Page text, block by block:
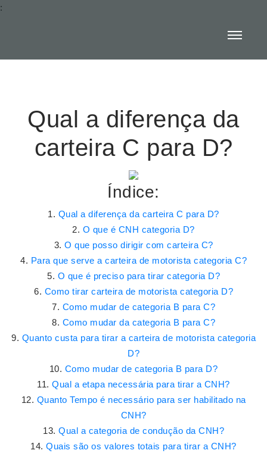
:
Qual a diferença da
carteira C para D?
Índice:
Qual a diferença da carteira C para D?
O que é CNH categoria D?
O que posso dirigir com carteira C?
Para que serve a carteira de motorista categoria C?
O que é preciso para tirar categoria D?
Como tirar carteira de motorista categoria D?
Como mudar de categoria B para C?
Como mudar da categoria B para C?
Quanto custa para tirar a carteira de motorista categoria
D?
Como mudar de categoria B para D?
Qual a etapa necessária para tirar a CNH?
Quanto Tempo é necessário para ser habilitado na
CNH?
Qual a categoria de condução da CNH?
Quais são os valores totais para tirar a CNH?